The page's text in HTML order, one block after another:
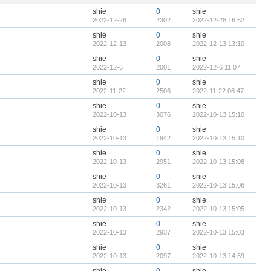
shie
2022-12-28
0
2302
shie
2022-12-28 16:52
shie
2022-12-13
0
2008
shie
2022-12-13 13:10
shie
2022-12-6
0
2001
shie
2022-12-6 11:07
shie
2022-11-22
0
2506
shie
2022-11-22 08:47
shie
2022-10-13
0
3076
shie
2022-10-13 15:10
shie
2022-10-13
0
1942
shie
2022-10-13 15:10
shie
2022-10-13
0
2951
shie
2022-10-13 15:08
shie
2022-10-13
0
3261
shie
2022-10-13 15:06
shie
2022-10-13
0
2342
shie
2022-10-13 15:05
shie
2022-10-13
0
2937
shie
2022-10-13 15:03
shie
2022-10-13
0
2097
shie
2022-10-13 14:59